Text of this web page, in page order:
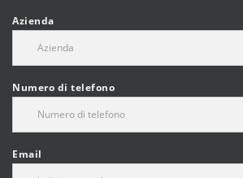
Azienda
Numero di telefono
Email